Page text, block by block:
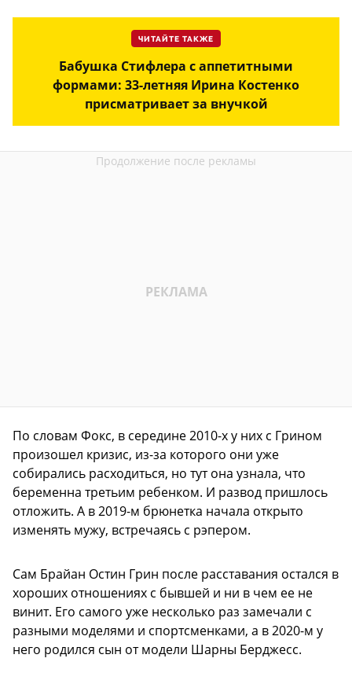
ЧИТАЙТЕ ТАКЖЕ
Бабушка Стифлера с аппетитными
формами: 33-летняя Ирина Костенко
присматривает за внучкой
По словам Фокс, в середине 2010-х у них с Грином
произошел кризис, из-за которого они уже
собирались расходиться, но тут она узнала, что
беременна третьим ребенком. И развод пришлось
отложить. А в 2019-м брюнетка начала открыто
изменять мужу, встречаясь с рэпером.
Сам Брайан Остин Грин после расставания остался в
хороших отношениях с бывшей и ни в чем ее не
винит. Его самого уже несколько раз замечали с
разными моделями и спортсменками, а в 2020-м у
него родился сын от модели Шарны Берджесс.